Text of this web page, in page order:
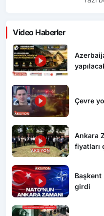
Video Haberler
Çevre
Ankara
fiyatları
Başkent
girdi